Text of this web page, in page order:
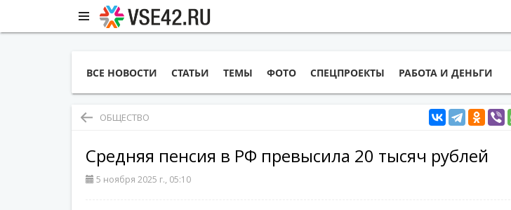
ВСЕ НОВОСТИ СТАТЬИ ТЕМЫ ФОТО СПЕЦПРОЕКТЫ РАБОТА И ДЕНЬГИ
ОБЩЕСТВО
Средняя пенсия в РФ превысила 20 тысяч рублей
5 ноября 2025 г., 05:10